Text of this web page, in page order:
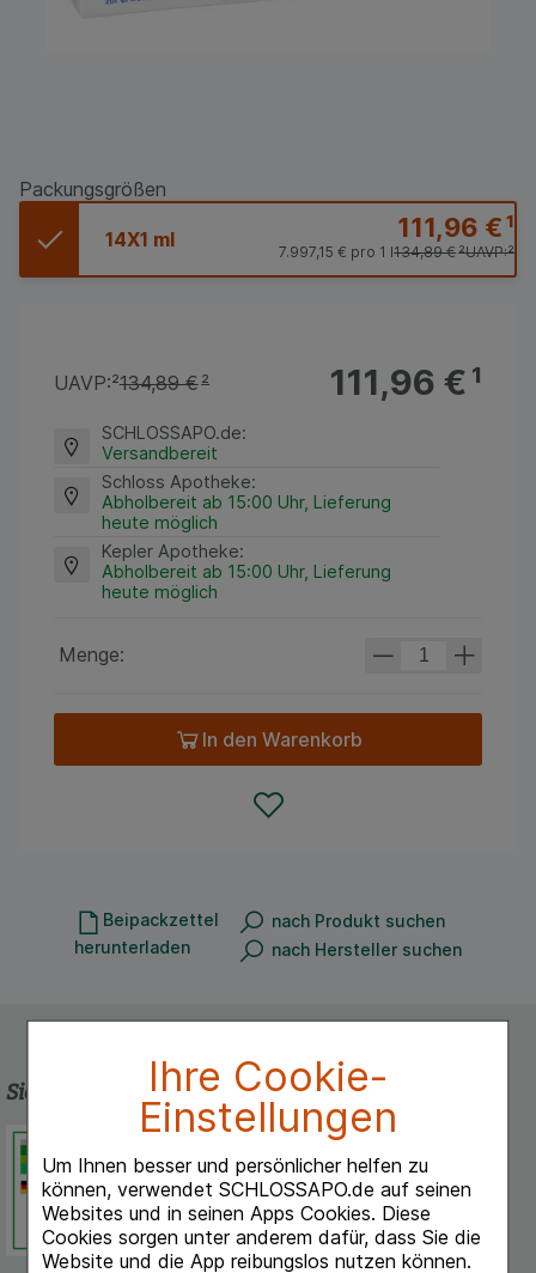
Ihre Cookie-
Einstellungen
Um Ihnen besser und persönlicher helfen zu
können, verwendet SCHLOSSAPO.de auf seinen
Websites und in seinen Apps Cookies. Diese
Cookies sorgen unter anderem dafür, dass Sie die
Website und die App reibungslos nutzen können.
Packungsgrößen
14X1 ml 111,96 €¹
UAVP:²
134,89 €²
7.997,15 € pro 1 l
111,96 €¹
UAVP:²134,89 €²
SCHLOSSAPO.de:
Versandbereit
Schloss Apotheke:
Abholbereit ab 15:00 Uhr, Lieferung
heute möglich
Kepler Apotheke:
Abholbereit ab 15:00 Uhr, Lieferung
heute möglich
Menge:
In den Warenkorb
Beipackzettel
herunterladen
nach Produkt suchen
nach Hersteller suchen
Sicherheit und Qualität
Schlossapo.de ist registriert beim
Deutschen Institut für Medizinische
Dokumentation und Information.